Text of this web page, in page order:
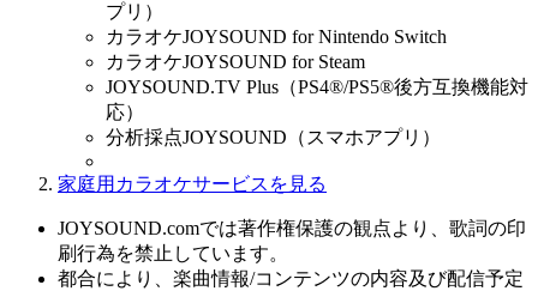
プリ）
カラオケJOYSOUND for Nintendo Switch
カラオケJOYSOUND for Steam
JOYSOUND.TV Plus（PS4®/PS5®後方互換機能対
応）
分析採点JOYSOUND（スマホアプリ）
家庭用カラオケサービスを見る
JOYSOUND.comでは著作権保護の観点より、歌詞の印
刷行為を禁止しています。
都合により、楽曲情報/コンテンツの内容及び配信予定